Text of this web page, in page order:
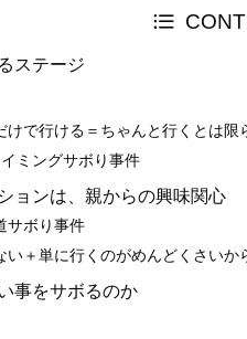
ステージ
けで行ける＝ちゃんと行くとは限
ミングサボり事件
ョンは、親からの興味関心
サボり事件
い＋単に行くのがめんどくさいか
事をサボるのか